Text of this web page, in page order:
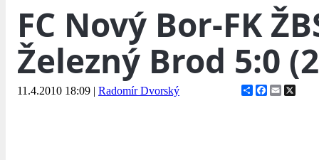
FC Nový Bor-FK
Železný Brod 5:0
11.4.2010 18:09 | Radomír Dvorský ShareFacebook
Email